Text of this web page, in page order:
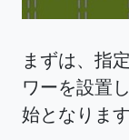
まずは、指
ワーを設置
始となります